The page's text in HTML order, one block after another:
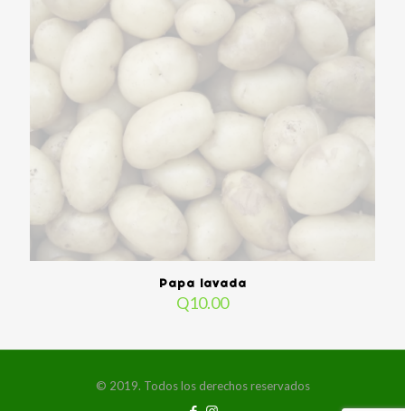
Papa lavada
Q10.00
© 2019. Todos los derechos reservados